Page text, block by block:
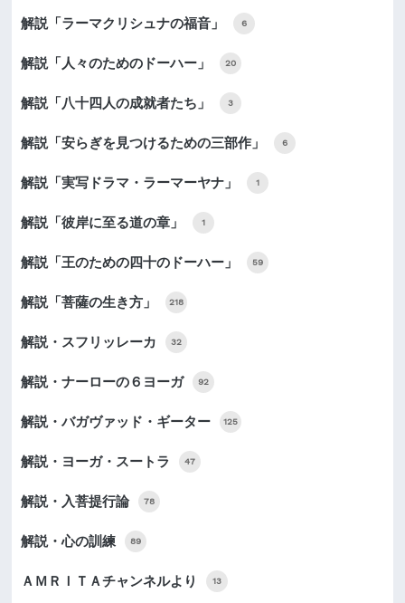
解説「ラーマクリシュナの福音」 6
解説「人々のためのドーハー」 20
解説「八十四人の成就者たち」 3
解説「安らぎを見つけるための三部作」 6
解説「実写ドラマ・ラーマーヤナ」 1
解説「彼岸に至る道の章」 1
解説「王のための四十のドーハー」 59
解説「菩薩の生き方」 218
解説・スフリッレーカ 32
解説・ナーローの６ヨーガ 92
解説・バガヴァッド・ギーター 125
解説・ヨーガ・スートラ 47
解説・入菩提行論 78
解説・心の訓練 89
ＡＭＲＩＴＡチャンネルより 13